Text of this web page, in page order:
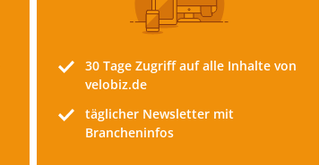
30 Tage Zugriff auf alle Inhalte von
velobiz.de
täglicher Newsletter mit
Brancheninfos